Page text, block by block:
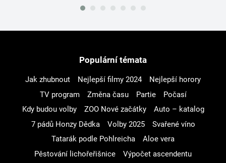
Populární témata
Jak zhubnout Nejlepší filmy 2024
Nejlepší horory
TV program
Změna času Partie
Počasí
Kdy budou volby
ZOO Nové začátky
Auto – katalog
7 pádů Honzy Dědka
Volby 2025
Svařené víno
Tatarák podle Pohlreicha
Aloe vera
Pěstování lichořeřišnice
Výpočet ascendentu